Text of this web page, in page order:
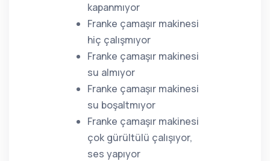
kapanmıyor
Franke çamaşır makinesi
hiç çalışmıyor
Franke çamaşır makinesi
su almıyor
Franke çamaşır makinesi
su boşaltmıyor
Franke çamaşır makinesi
çok gürültülü çalışıyor,
ses yapıyor